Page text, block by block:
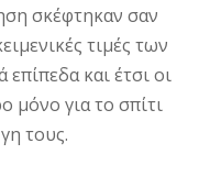
σκέφτηκαν σαν
τιμές των
και έτσι οι
μόνο για το σπίτι
τους.